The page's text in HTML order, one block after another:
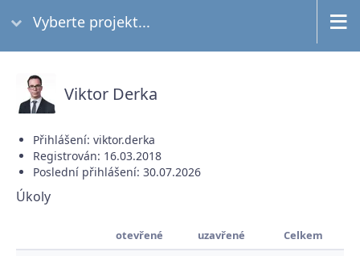
Vyberte projekt...
Viktor Derka
Přihlášení: viktor.derka
Registrován: 16.03.2018
Poslední přihlášení: 30.07.2026
Úkoly
otevřené uzavřené
Celkem